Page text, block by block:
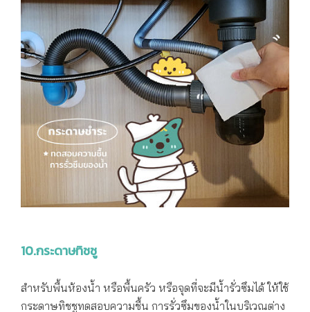
10.กระดาษทิชชู
สำหรับพื้นห้องน้ำ หรือพื้นครัว หรือจุดที่จะมีน้ำรั่วซึมได้ ให้ใช้
กระดาษทิชชูทดสอบความชื้น การรั่วซึมของน้ำในบริเวณต่าง